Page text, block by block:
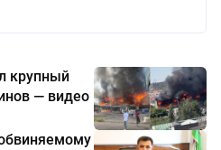
крупный
— видео